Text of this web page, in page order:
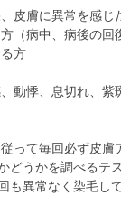
皮膚に異常を感じ
病中、病後の回
方
動悸、息切れ、
って毎回必ず皮
どうかを調べるテ
も異常なく染毛し